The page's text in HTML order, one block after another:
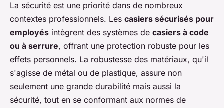
La sécurité est une priorité dans de nombreux
contextes professionnels. Les casiers sécurisés pour
employés intègrent des systèmes de casiers à code
ou à serrure, offrant une protection robuste pour les
effets personnels. La robustesse des matériaux, qu'il
s'agisse de métal ou de plastique, assure non
seulement une grande durabilité mais aussi la
sécurité, tout en se conformant aux normes de